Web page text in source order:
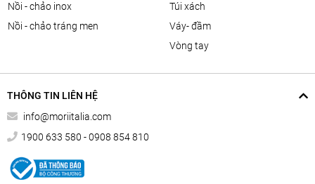
nồi - chảo inox
nồi - chảo tráng men
túi xách
váy- đầm
vòng tay
THÔNG TIN LIÊN HỆ
info@moriitalia.com
1900 633 580 - 0908 854 810